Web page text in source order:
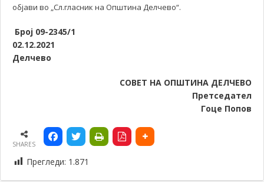
објави во „Сл.гласник на Општина Делчево“.
Број 09-2345/1
02.12.2021
Делчево
СОВЕТ НА ОПШТИНА ДЕЛЧЕВО
Претседател
Гоце Попов
SHARES
Прегледи: 1.871